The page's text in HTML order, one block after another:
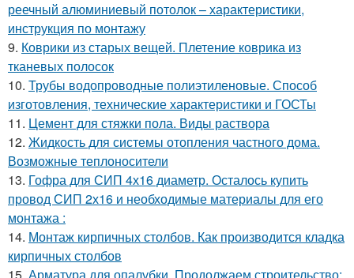
реечный алюминиевый потолок – характеристики,
инструкция по монтажу
9. Коврики из старых вещей. Плетение коврика из
тканевых полосок
10. Трубы водопроводные полиэтиленовые. Способ
изготовления, технические характеристики и ГОСТы
11. Цемент для стяжки пола. Виды раствора
12. Жидкость для системы отопления частного дома.
Возможные теплоносители
13. Гофра для СИП 4х16 диаметр. Осталось купить
провод СИП 2х16 и необходимые материалы для его
монтажа :
14. Монтаж кирпичных столбов. Как производится кладка
кирпичных столбов
15. Арматура для опалубки. Продолжаем строительство: